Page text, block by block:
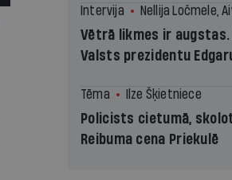
Intervija Nellija Ločmele,
Vētrā likmes ir
Valsts prezidentu
Tēma Ilze Šķietniece
Policists cietumā,
Reibuma cena Priekulē